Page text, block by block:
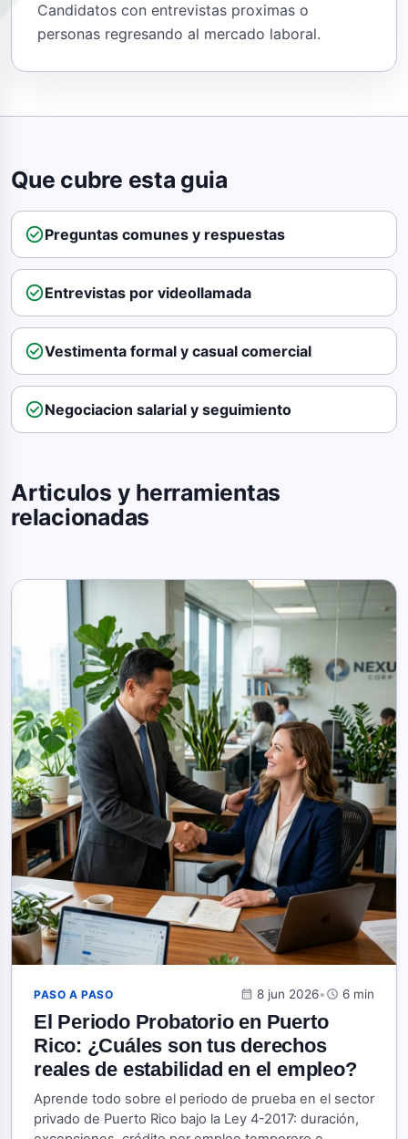
Candidatos con entrevistas proximas o
personas regresando al mercado laboral.
Que cubre esta guia
check_circlePreguntas comunes y respuestas
check_circleEntrevistas por videollamada
check_circleVestimenta formal y casual comercial
check_circleNegociacion salarial y seguimiento
Articulos y herramientas
relacionadas
PASO A PASO calendar_month 8 jun 2026•schedule 6 min
El Periodo Probatorio en Puerto
Rico: ¿Cuáles son tus derechos
reales de estabilidad en el empleo?
Aprende todo sobre el periodo de prueba en el sector
privado de Puerto Rico bajo la Ley 4-2017: duración,